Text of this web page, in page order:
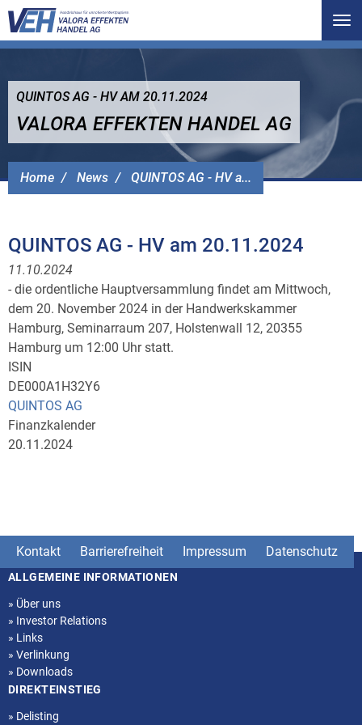
Home News QUINTOS AG - HV a...
QUINTOS AG - HV AM 20.11.2024
VALORA EFFEKTEN HANDEL AG
QUINTOS AG - HV am 20.11.2024
11.10.2024
- die ordentliche Hauptversammlung findet am Mittwoch,
dem 20. November 2024 in der Handwerkskammer
Hamburg, Seminarraum 207, Holstenwall 12, 20355
Hamburg um 12:00 Uhr statt.
ISIN
DE000A1H32Y6
QUINTOS AG
Finanzkalender
20.11.2024
Kontakt Barrierefreiheit Impressum Datenschutz
Seitenstruktur
ALLGEMEINE INFORMATIONEN
» Über uns
» Investor Relations
» Links
» Verlinkung
» Downloads
DIREKTEINSTIEG
» Delisting